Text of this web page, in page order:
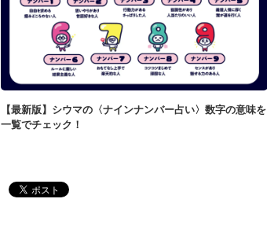
【最新版】シウマの〈ナインナンバー占い〉数字の意味を
一覧でチェック！